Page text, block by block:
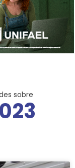
sobre